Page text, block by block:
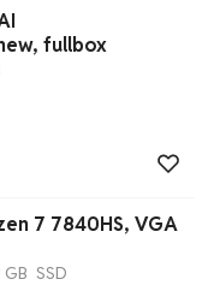
fullbox
7 7840HS, VGA
GB SSD